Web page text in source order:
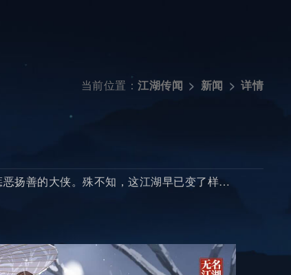
当前位置： 江湖传闻 新闻 详情
扬善的大侠。殊不知，这江湖早已变了样…